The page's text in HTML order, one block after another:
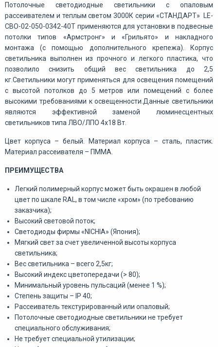
Потолочные светодиодные светильники с опаловым
рассеивателем и теплым светом 3000К серии «СТАНДАРТ» LE-
СВО-02-050-0342-40Т применяются для установки в подвесные
потолки типов «Армстронг» и «Грильято» и накладного
монтажа (с помощью дополнительного крепежа). Корпус
светильника выполнен из прочного и легкого пластика, что
позволило снизить общий вес светильника до 2,5
кг.Светильники могут применяться для освещения помещений
с высотой потолков до 5 метров или помещений с более
высокими требованиями к освещенности.Данные светильники
являются эффективной заменой люминесцентных
светильников типа ЛВО/ЛПО 4х18 Вт.
Цвет корпуса – белый. Материал корпуса – сталь, пластик.
Материал рассеивателя – ПММА.
ПРЕИМУЩЕСТВА
Легкий полимерный корпус может быть окрашен в любой
цвет по шкале RAL, в том числе «хром» (по требованию
заказчика);
Высокий световой поток;
Светодиоды фирмы «NICHIA» (Япония);
Мягкий свет за счет увеличенной высоты корпуса
светильника;
Вес светильника – всего 2,5кг;
Высокий индекс цветопередачи (> 80);
Минимальный уровень пульсаций (менее 1 %);
Степень защиты – IP 40;
Рассеиватель текстурированный или опаловый;
Потолочные светодиодные светильники не требует
специального обслуживания;
Не требует специальной утилизации;